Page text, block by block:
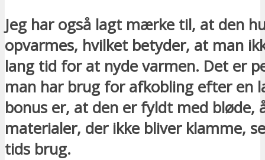
Jeg har også lagt mærke til, at den
opvarmes, hvilket betyder, at man
lang tid for at nyde varmen. Det er
man har brug for afkobling efter en
bonus er, at den er fyldt med bløde,
materialer, der ikke bliver klamme,
tids brug.